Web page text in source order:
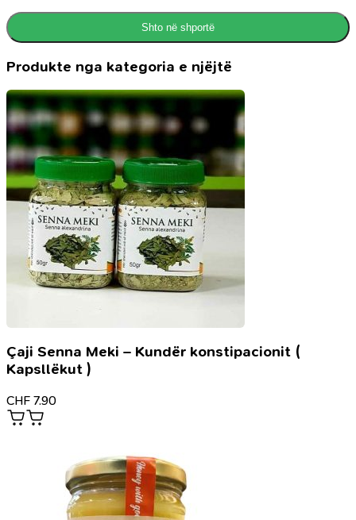
Shto në shportë
Produkte nga kategoria e njëjtë
Çaji Senna Meki – Kundër konstipacionit (
Kapsllëkut )
CHF 7.90